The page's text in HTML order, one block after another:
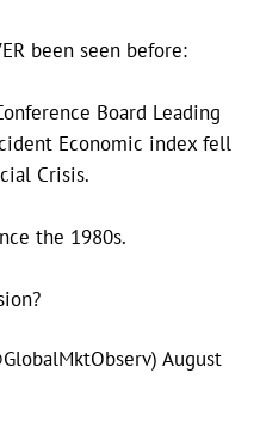
been seen before:
Board Leading
Economic index fell
Crisis.
the 1980s.
August